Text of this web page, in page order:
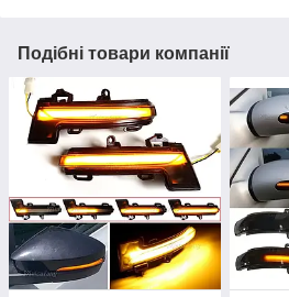
Подібні товари компанії